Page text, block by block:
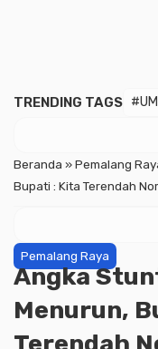
TRENDING TAGS
Beranda »Pemalang
Bupati : Kita Terendah
Pemalang Raya
Angka
Menurun,